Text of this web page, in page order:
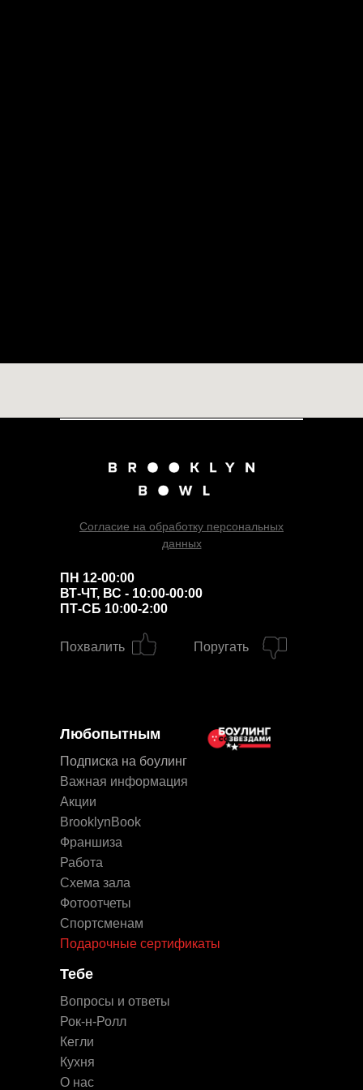
Согласие на обработку персональных
данных
Работа
Кегли
Спортсменам
Кухня
Фотоотчеты
Рок-н-Ролл
Схема зала
О нас
Важная информация
Похвалить Поругать
Подписка на боулинг
Франшиза
Подарочные сертификаты
Вопросы и ответы
Акции
Любопытным
Тебе
BrooklynBook
ПН 12-00:00
ВТ-ЧТ, ВС - 10:00-00:00
ПТ-СБ 10:00-2:00